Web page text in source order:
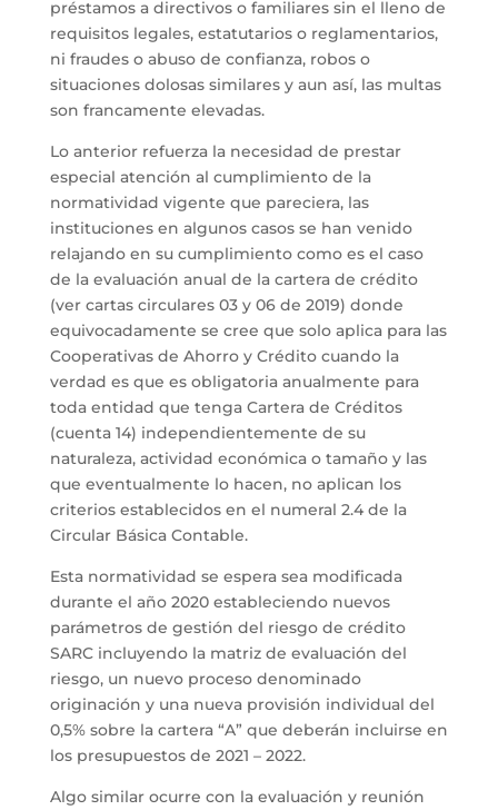
préstamos a directivos o familiares sin el lleno de
requisitos legales, estatutarios o reglamentarios,
ni fraudes o abuso de confianza, robos o
situaciones dolosas similares y aun así, las multas
son francamente elevadas.
Lo anterior refuerza la necesidad de prestar
especial atención al cumplimiento de la
normatividad vigente que pareciera, las
instituciones en algunos casos se han venido
relajando en su cumplimiento como es el caso
de la evaluación anual de la cartera de crédito
(ver cartas circulares 03 y 06 de 2019) donde
equivocadamente se cree que solo aplica para las
Cooperativas de Ahorro y Crédito cuando la
verdad es que es obligatoria anualmente para
toda entidad que tenga Cartera de Créditos
(cuenta 14) independientemente de su
naturaleza, actividad económica o tamaño y las
que eventualmente lo hacen, no aplican los
criterios establecidos en el numeral 2.4 de la
Circular Básica Contable.
Esta normatividad se espera sea modificada
durante el año 2020 estableciendo nuevos
parámetros de gestión del riesgo de crédito
SARC incluyendo la matriz de evaluación del
riesgo, un nuevo proceso denominado
originación y una nueva provisión individual del
0,5% sobre la cartera “A” que deberán incluirse en
los presupuestos de 2021 – 2022.
Algo similar ocurre con la evaluación y reunión